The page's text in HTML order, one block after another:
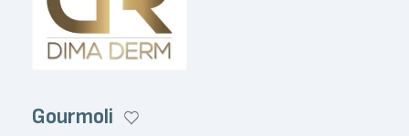
Gourmoli